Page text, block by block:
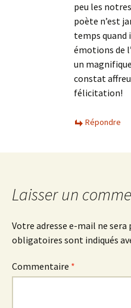
peu les
poète n’est
temps quand
émotions de
un
constat
félicitation!
Répondre
Laisser un
Votre adresse e-mail ne sera
obligatoires sont indiqués
Commentaire *